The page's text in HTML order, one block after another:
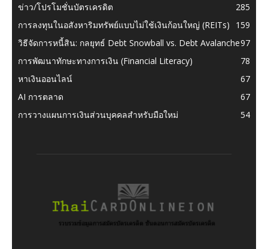
ข่าว/โปรโมชั่นบัตรเครดิต
285
การลงทุนในอสังหาริมทรัพย์แบบไม่ใช้เงินก้อนใหญ่ (REITs)
159
วิธีจัดการหนี้สิน: กลยุทธ์ Debt Snowball vs. Debt Avalanche97
การพัฒนาทักษะทางการเงิน (Financial Literacy)
78
หาเงินออนไลน์
67
AI การตลาด
67
การวางแผนการเงินส่วนบุคคลสำหรับมือใหม่
54